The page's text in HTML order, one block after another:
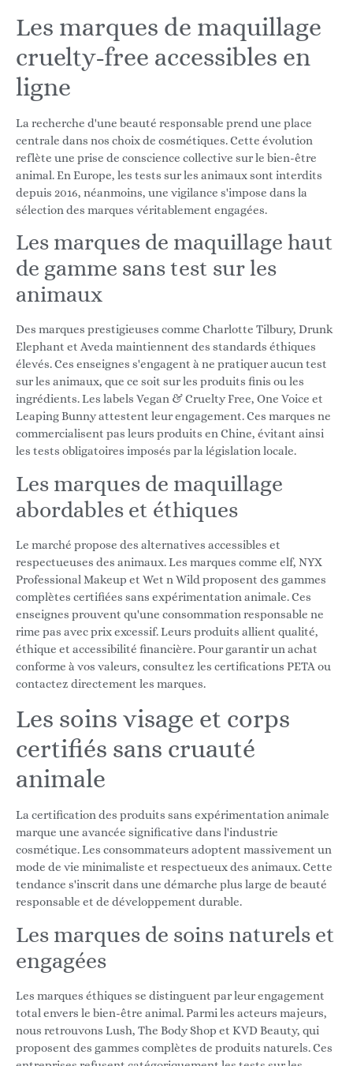
Les marques de maquillage
cruelty-free accessibles en
ligne
La recherche d'une beauté responsable prend une place
centrale dans nos choix de cosmétiques. Cette évolution
reflète une prise de conscience collective sur le bien-être
animal. En Europe, les tests sur les animaux sont interdits
depuis 2016, néanmoins, une vigilance s'impose dans la
sélection des marques véritablement engagées.
Les marques de maquillage haut
de gamme sans test sur les
animaux
Des marques prestigieuses comme Charlotte Tilbury, Drunk
Elephant et Aveda maintiennent des standards éthiques
élevés. Ces enseignes s'engagent à ne pratiquer aucun test
sur les animaux, que ce soit sur les produits finis ou les
ingrédients. Les labels Vegan & Cruelty Free, One Voice et
Leaping Bunny attestent leur engagement. Ces marques ne
commercialisent pas leurs produits en Chine, évitant ainsi
les tests obligatoires imposés par la législation locale.
Les marques de maquillage
abordables et éthiques
Le marché propose des alternatives accessibles et
respectueuses des animaux. Les marques comme elf, NYX
Professional Makeup et Wet n Wild proposent des gammes
complètes certifiées sans expérimentation animale. Ces
enseignes prouvent qu'une consommation responsable ne
rime pas avec prix excessif. Leurs produits allient qualité,
éthique et accessibilité financière. Pour garantir un achat
conforme à vos valeurs, consultez les certifications PETA ou
contactez directement les marques.
Les soins visage et corps
certifiés sans cruauté
animale
La certification des produits sans expérimentation animale
marque une avancée significative dans l'industrie
cosmétique. Les consommateurs adoptent massivement un
mode de vie minimaliste et respectueux des animaux. Cette
tendance s'inscrit dans une démarche plus large de beauté
responsable et de développement durable.
Les marques de soins naturels et
engagées
Les marques éthiques se distinguent par leur engagement
total envers le bien-être animal. Parmi les acteurs majeurs,
nous retrouvons Lush, The Body Shop et KVD Beauty, qui
proposent des gammes complètes de produits naturels. Ces